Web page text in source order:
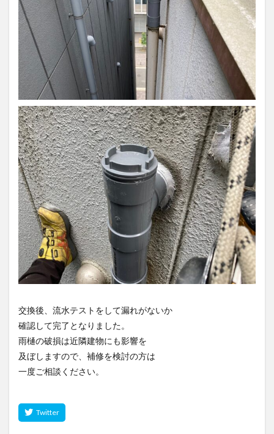
交換後、流水テストをして漏れがないか
確認して完了となりました。
雨樋の破損は近隣建物にも影響を
及ぼしますので、補修を検討の方は
一度ご相談ください。